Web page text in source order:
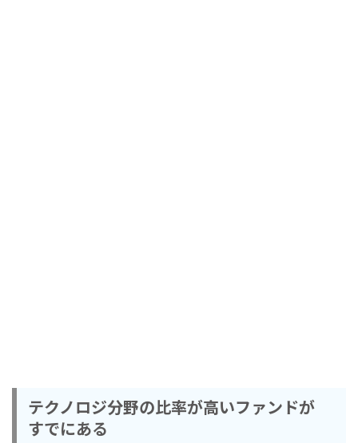
テクノロジ分野の比率が高いファンドが
すでにある